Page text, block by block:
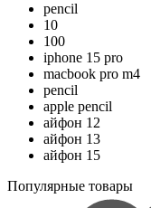
pencil
10
100
iphone 15 pro
macbook pro m4
pencil
apple pencil
айфон 12
айфон 13
айфон 15
Популярные товары